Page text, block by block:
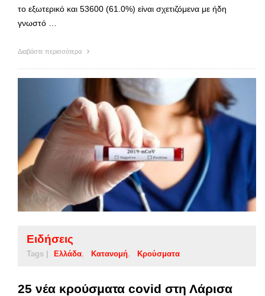
το εξωτερικό και 53600 (61.0%) είναι σχετιζόμενα με ήδη
γνωστό …
Διαβάστε περισσότερα
Ειδήσεις
Tags | Ελλάδα Κατανομή Κρούσματα
25 νέα κρούσματα covid στη Λάρισα